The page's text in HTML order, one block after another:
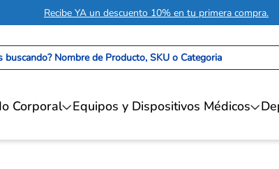
Recibe YA un descuento 10% en tu primera compra.
Nombre de Producto, SKU o Categoria
Corporal Equipos y Dispositivos Médicos